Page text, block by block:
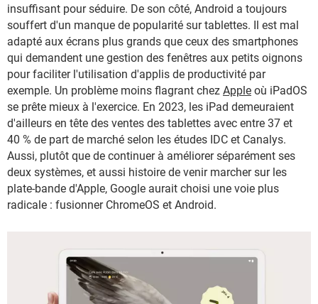
insuffisant pour séduire. De son côté, Android a toujours
souffert d'un manque de popularité sur tablettes. Il est mal
adapté aux écrans plus grands que ceux des smartphones
qui demandent une gestion des fenêtres aux petits oignons
pour faciliter l'utilisation d'applis de productivité par
exemple. Un problème moins flagrant chez Apple où iPadOS
se prête mieux à l'exercice. En 2023, les iPad demeuraient
d'ailleurs en tête des ventes des tablettes avec entre 37 et
40 % de part de marché selon les études IDC et Canalys.
Aussi, plutôt que de continuer à améliorer séparément ses
deux systèmes, et aussi histoire de venir marcher sur les
plate-bande d'Apple, Google aurait choisi une voie plus
radicale : fusionner ChromeOS et Android.